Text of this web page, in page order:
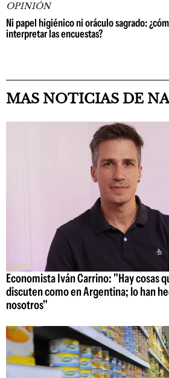
OPINIÓN
Ni papel higiénico ni oráculo sagrado:
interpretar las encuestas?
MAS NOTICIAS DE
Economista Iván Carrino: "Hay cosas
discuten como en Argentina; lo han
nosotros"